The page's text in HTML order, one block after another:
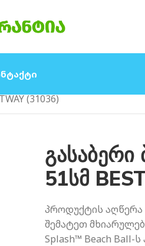
(31036)
51სმ
პროდუქტის აღწერა
შემატეთ
Splash™ Beach